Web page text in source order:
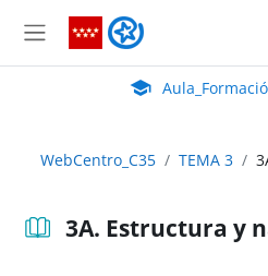
Panel lateral
Aula Virtual de
WebCentro_C35 TEMA 3
3A. Estructura y